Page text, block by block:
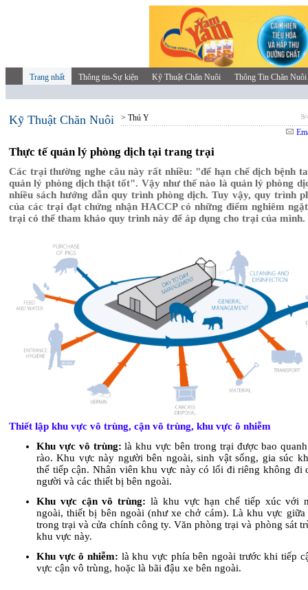
Trang nhất Thông tin-Sự kiện Kỹ Thuật Chăn Nuôi Thông Tin Chăn Nuôi
Kỹ Thuật Chăn Nuôi > Thú Y 9/
Thực tế quản lý phòng dịch tại trang trại
Các trại thường nghe câu này rất nhiều: "để hạn chế dịch bệnh
quản lý phòng dịch thật tốt". Vậy như thế nào là quản lý phòng
nhiều sách hướng dẫn quy trình phòng dịch. Tuy vậy, quy trình
của các trại đạt chứng nhận HACCP có những điểm nghiêm
trại có thể tham khảo quy trình này để áp dụng cho trại của mình.
Thiết lập khu vực vô trùng, cận vô trùng, khu vực ô nhiễm
Khu vực vô trùng: là khu vực bên trong trại được bao
rào. Khu vực này người bên ngoài, sinh vật sống, gia súc
thể tiếp cận. Nhân viên khu vực này có lối đi riêng không đi
người và các thiết bị bên ngoài.
Khu vực cận vô trùng: là khu vực hạn chế tiếp xúc với
ngoài, thiết bị bên ngoài (như xe chở cám). Là khu vực giữa
trong trại và cửa chính công ty. Văn phòng trại và phòng sát
khu vực này.
Khu vực ô nhiễm: là khu vực phía bên ngoài trước khi tiếp
vực cận vô trùng, hoặc là bãi đậu xe bên ngoài.